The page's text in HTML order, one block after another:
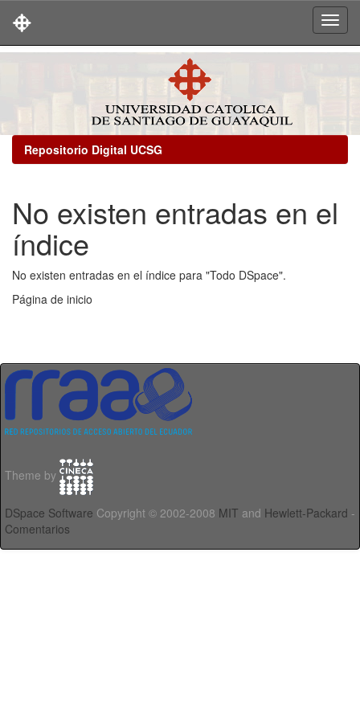
Repositorio Digital UCSG
No existen entradas en el
índice
No existen entradas en el índice para "Todo DSpace".
Página de inicio
Theme by
DSpace Software Copyright © 2002-2008 MIT and Hewlett-Packard -
Comentarios